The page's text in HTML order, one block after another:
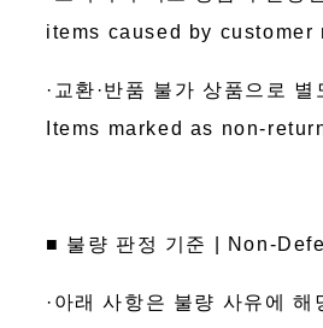
items caused by customer
·교환·반품 불가 상품으로 별
Items marked as non-
■ 불량 판정 기준 | Non-
·아래 사항은 불량 사유에 해